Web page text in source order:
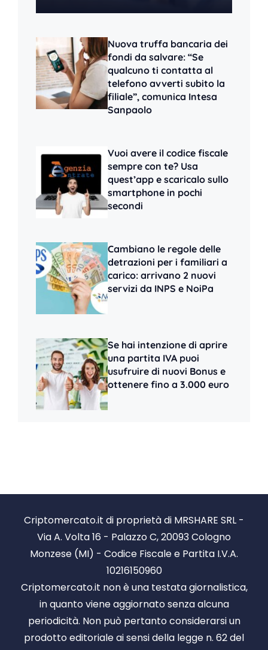
Nuova truffa bancaria dei
fondi da salvare: “Se
qualcuno ti contatta al
telefono avverti subito la
filiale”, comunica Intesa
Sanpaolo
Vuoi avere il codice fiscale
sempre con te? Usa
quest’app e scaricalo sullo
smartphone in pochi
secondi
Cambiano le regole delle
detrazioni per i familiari a
carico: arrivano 2 nuovi
servizi da INPS e NoiPa
Se hai intenzione di aprire
una partita IVA puoi
usufruire di nuovi Bonus e
ottenere fino a 3.000 euro
Criptomercato.it di proprietà di MRSHARE SRL -
Via A. Volta 16 - Palazzo C, 20093 Cologno
Monzese (MI) - Codice Fiscale e Partita I.V.A.
10216150960
Criptomercato.it non è una testata giornalistica,
in quanto viene aggiornato senza alcuna
periodicità. Non può pertanto considerarsi un
prodotto editoriale ai sensi della legge n. 62 del